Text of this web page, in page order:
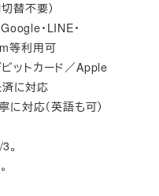
替不要）
・LINE・
等利用可
ットカード／Apple
に対応
対応（英語も可）